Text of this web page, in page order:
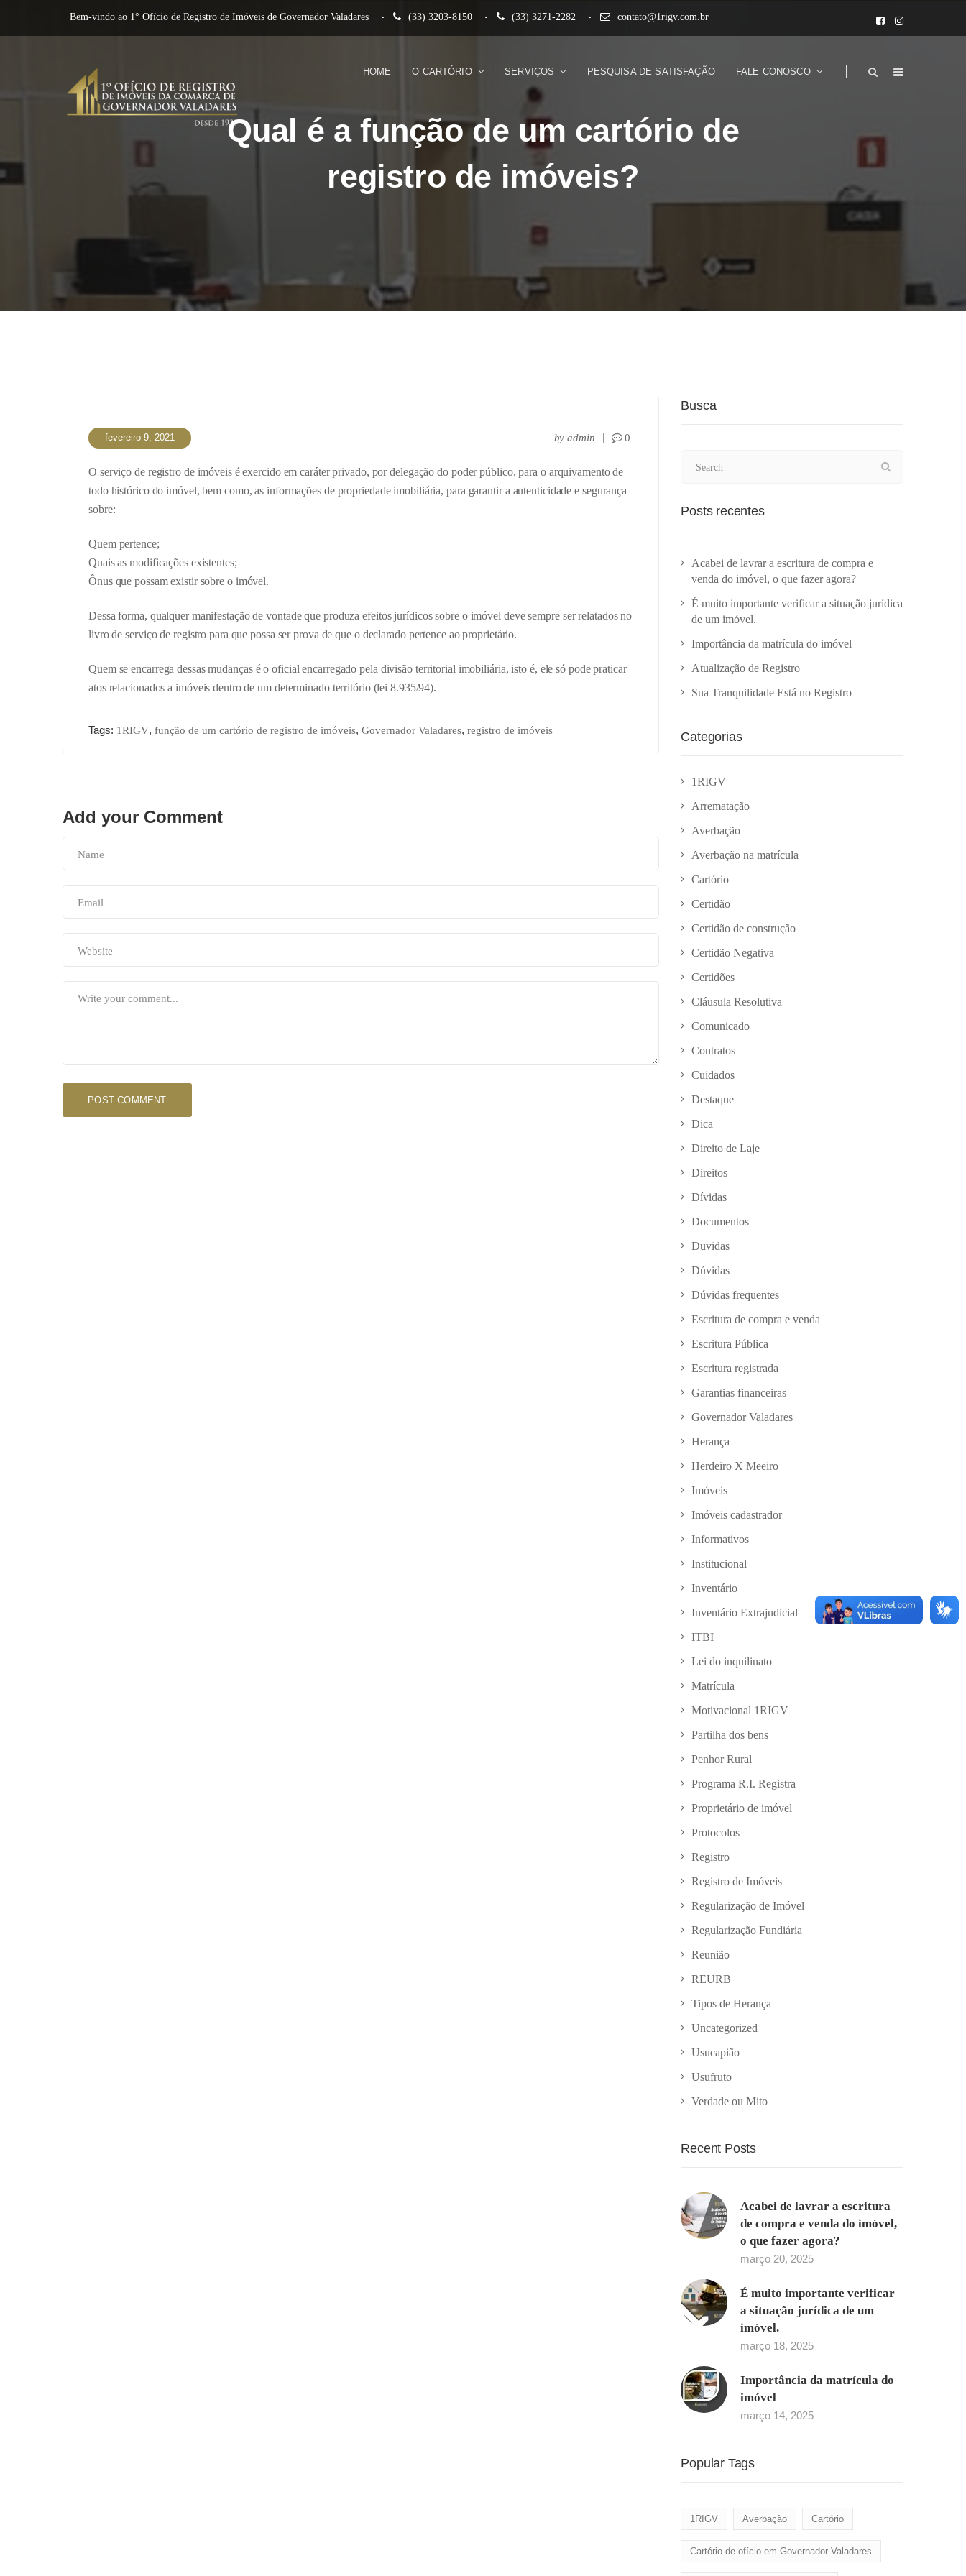
Bem-vindo ao 1° Ofício de Registro de Imóveis de Governador Valadares (33) 3203-8150 (33) 3271-2282 contato@1rigv.com.br
HOME O CARTÓRIO SERVIÇOS PESQUISA DE SATISFAÇÃO FALE CONOSCO
Qual é a função de um cartório de
registro de imóveis?
fevereiro 9, 2021 byadmin 0
O serviço de registro de imóveis é exercido em caráter privado, por delegação do poder público, para o arquivamento de
todo histórico do imóvel, bem como, as informações de propriedade imobiliária, para garantir a autenticidade e segurança
sobre:
Quem pertence;
Quais as modificações existentes;
Ônus que possam existir sobre o imóvel.
Dessa forma, qualquer manifestação de vontade que produza efeitos jurídicos sobre o imóvel deve sempre ser relatados no
livro de serviço de registro para que possa ser prova de que o declarado pertence ao proprietário.
Quem se encarrega dessas mudanças é o oficial encarregado pela divisão territorial imobiliária, isto é, ele só pode praticar
atos relacionados a imóveis dentro de um determinado território (lei 8.935/94).
Tags: 1RIGV, função de um cartório de registro de imóveis, Governador Valadares, registro de imóveis
Add your Comment
Busca
Posts recentes
Acabei de lavrar a escritura de compra e
venda do imóvel, o que fazer agora?
É muito importante verificar a situação jurídica
de um imóvel.
Importância da matrícula do imóvel
Atualização de Registro
Sua Tranquilidade Está no Registro
Categorias
1RIGV
Arrematação
Averbação
Averbação na matrícula
Cartório
Certidão
Certidão de construção
Certidão Negativa
Certidões
Cláusula Resolutiva
Comunicado
Contratos
Cuidados
Destaque
Dica
Direito de Laje
Direitos
Dívidas
Documentos
Duvidas
Dúvidas
Dúvidas frequentes
Escritura de compra e venda
Escritura Pública
Escritura registrada
Garantias financeiras
Governador Valadares
Herança
Herdeiro X Meeiro
Imóveis
Imóveis cadastrador
Informativos
Institucional
Inventário
Inventário Extrajudicial
ITBI
Lei do inquilinato
Matrícula
Motivacional 1RIGV
Partilha dos bens
Penhor Rural
Programa R.I. Registra
Proprietário de imóvel
Protocolos
Registro
Registro de Imóveis
Regularização de Imóvel
Regularização Fundiária
Reunião
REURB
Tipos de Herança
Uncategorized
Usucapião
Usufruto
Verdade ou Mito
Recent Posts
Acabei de lavrar a escritura
de compra e venda do imóvel,
o que fazer agora?
março 20, 2025
É muito importante verificar
a situação jurídica de um
imóvel.
março 18, 2025
Importância da matrícula do
imóvel
março 14, 2025
Popular Tags
1RIGV Averbação Cartório
Cartório de ofício em Governador Valadares